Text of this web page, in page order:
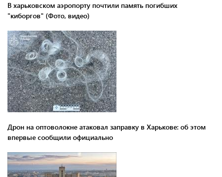
В харьковском аэропорту почтили память погибших
"киборгов" (Фото, видео)
Дрон на оптоволокне атаковал заправку в Харькове: об этом
впервые сообщили официально